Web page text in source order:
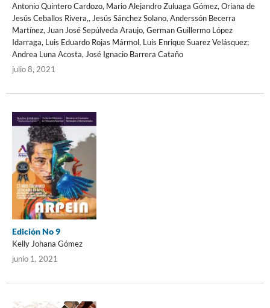
Antonio Quintero Cardozo, Mario Alejandro Zuluaga Gómez, Oriana de
Jesús Ceballos Rivera,, Jesús Sánchez Solano, Anderssón Becerra
Martínez, Juan José Sepúlveda Araujo, German Guillermo López
Idarraga, Luis Eduardo Rojas Mármol, Luis Enrique Suarez Velásquez;
Andrea Luna Acosta, José Ignacio Barrera Cataño
julio 8, 2021
Edición No 9
Kelly Johana Gómez
junio 1, 2021